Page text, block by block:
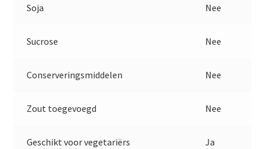
Soja Nee
Sucrose Nee
Conserveringsmiddelen Nee
Zout toegevoegd Nee
Geschikt voor vegetariërs Ja